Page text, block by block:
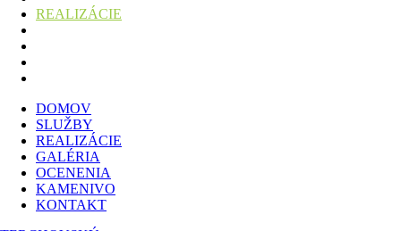
REALIZÁCIE
DOMOV
SLUŽBY
REALIZÁCIE
GALÉRIA
OCENENIA
KAMENIVO
KONTAKT